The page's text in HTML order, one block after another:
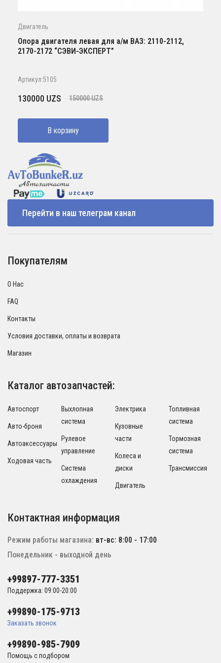
Двигатель
Опора двигателя левая для а/м ВАЗ: 2110-2112,
2170-2172 “СЭВИ-ЭКСПЕРТ”
Артикул:5105
150000UZS
Первоначальная
составляла
150000 UZS.
130000 UZS
Текущая
130000 UZS.
В корзину
Перейти в наш телеграм канал
Покупателям
О Нас
FAQ
Контакты
Условия доставки, оплаты и возврата
Магазин
Каталог автозапчастей:
Автоспорт
Авто-броня
Автоаксессуары
Ходовая часть
Выхлопная
система
Рулевое
управление
Система
охлаждения
Электрика
Кузовные
части
Колеса и
диски
Двигатель
Топливная
система
Тормозная
система
Трансмиссия
Контактная информация
Режим работы магазина: вт-вс: 8:00 - 17:00
Понедельник - выходной день
+99897-777-3351
Поддержка: 09:00-20:00
+99890-175-9713
Заказать звонок
+99890-985-7909
Помощь с подбором